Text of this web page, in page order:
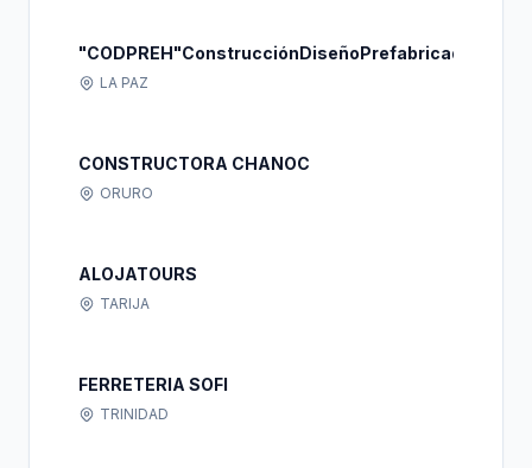
LA PAZ
CONSTRUCTORA CHANOC
ORURO
ALOJATOURS
TARIJA
FERRETERIA SOFI
TRINIDAD